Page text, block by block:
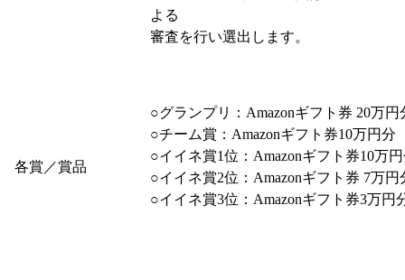
よる
審査を行い選出します。
各賞／賞品
○グランプリ：Amazonギフト券 20万円
○チーム賞：Amazonギフト券10万円分
○イイネ賞1位：Amazonギフト券10万
○イイネ賞2位：Amazonギフト券 7万円
○イイネ賞3位：Amazonギフト券3万円